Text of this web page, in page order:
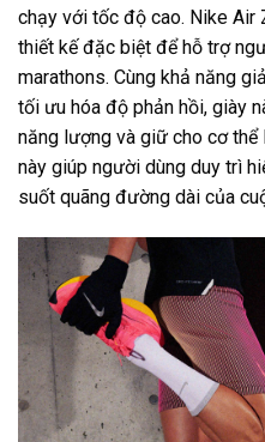
chạy với tốc độ cao. Nike
thiết kế đặc biệt để hỗ trợ
marathons. Cùng khả năng
tối ưu hóa độ phản hồi, giày
năng lượng và giữ cho cơ
này giúp người dùng duy trì
suốt quãng đường dài của